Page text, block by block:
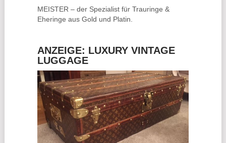
MEISTER – der Spezialist für Trauringe &
Eheringe aus Gold und Platin.
ANZEIGE: LUXURY VINTAGE
LUGGAGE